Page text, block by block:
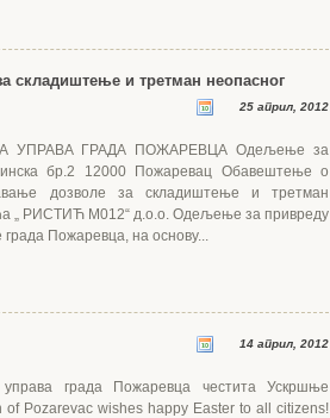
складиштење и третман неопасног
25 април, 2012
УПРАВА ГРАДА ПОЖАРЕВЦА Одељење за
бр.2 12000 Пожаревац Обавештење о
дозволе за складиштење и третман
„ РИСТИЋ М012“ д.о.о. Одељење за привреду
Пожаревца, на основу...
14 април, 2012
града Пожаревца честита Ускршње
of Pozarevac wishes happy Easter to all citizens!